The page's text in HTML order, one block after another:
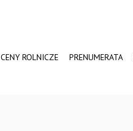
CENY ROLNICZE PRENUMERATA